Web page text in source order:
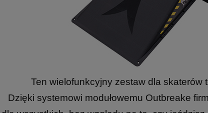
Ten wielofunkcyjny zestaw dla
Dzięki systemowi modułowemu Outbreake